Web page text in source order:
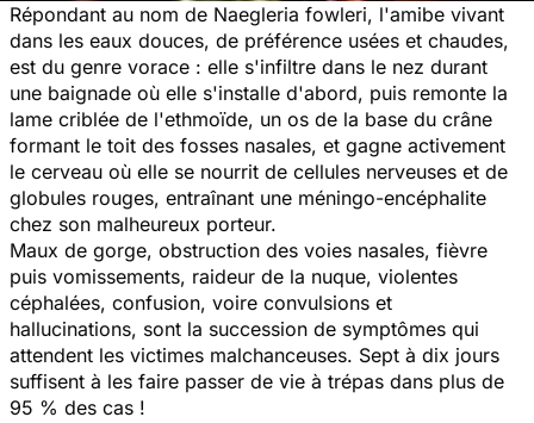
Répondant au nom de Naegleria fowleri, l'amibe vivant
dans les eaux douces, de préférence usées et chaudes,
est du genre vorace : elle s'infiltre dans le nez durant
une baignade où elle s'installe d'abord, puis remonte la
lame criblée de l'ethmoïde, un os de la base du crâne
formant le toit des fosses nasales, et gagne activement
le cerveau où elle se nourrit de cellules nerveuses et de
globules rouges, entraînant une méningo-encéphalite
chez son malheureux porteur.
Maux de gorge, obstruction des voies nasales, fièvre
puis vomissements, raideur de la nuque, violentes
céphalées, confusion, voire convulsions et
hallucinations, sont la succession de symptômes qui
attendent les victimes malchanceuses. Sept à dix jours
suffisent à les faire passer de vie à trépas dans plus de
95 % des cas !